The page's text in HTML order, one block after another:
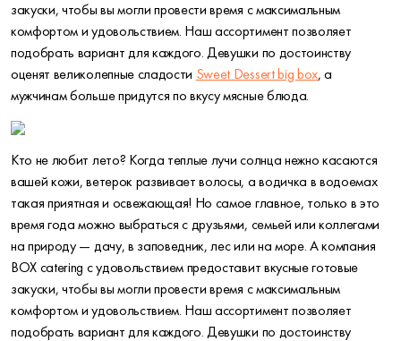
закуски, чтобы вы могли провести время с максимальным
комфортом и удовольствием. Наш ассортимент позволяет
подобрать вариант для каждого. Девушки по достоинству
оценят великолепные сладости Sweet Dessert big box, а
мужчинам больше придутся по вкусу мясные блюда.
Кто не любит лето? Когда теплые лучи солнца нежно касаются
вашей кожи, ветерок развивает волосы, а водичка в водоемах
такая приятная и освежающая! Но самое главное, только в это
время года можно выбраться с друзьями, семьей или коллегами
на природу — дачу, в заповедник, лес или на море. А компания
BOX catering с удовольствием предоставит вкусные готовые
закуски, чтобы вы могли провести время с максимальным
комфортом и удовольствием. Наш ассортимент позволяет
подобрать вариант для каждого. Девушки по достоинству